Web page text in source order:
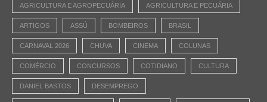
AGRICULTURA E AGROPECUÁRIA AGRICULTURA E PECUÁRIA
ARTIGOS ASSÚ BOMBEIROS BRASIL
CARNAVAL 2026 CHUVA CINEMA COLUNAS
COMÉRCIO CONCURSOS COTIDIANO CULTURA
DANIEL BASTOS DESEMPREGO